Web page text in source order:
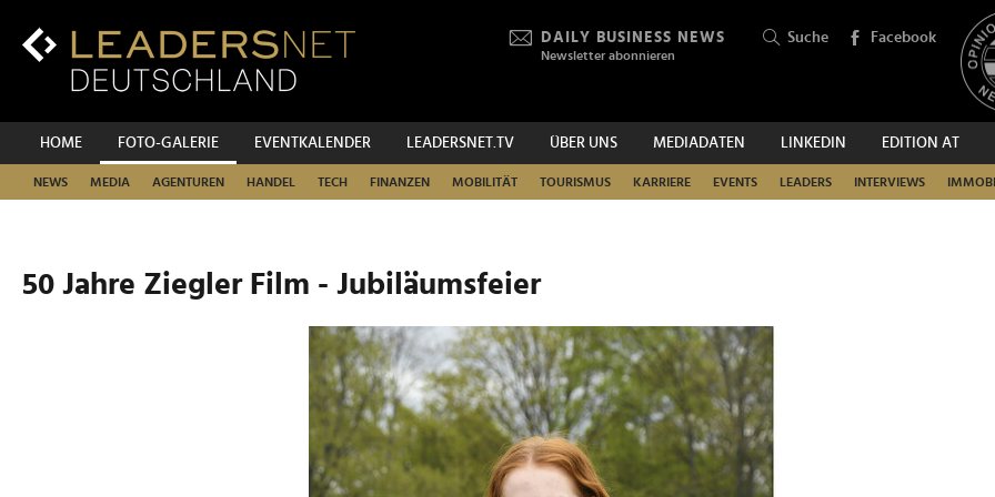
Inhalt
Hauptnavigation
DAILY BUSINESS NEWS
Newsletter abonnieren
Suche Facebook
HOME FOTO-GALERIE EVENTKALENDER LEADERSNET.TV ÜBER UNS MEDIADATEN LINKEDIN EDITION AT
NEWS MEDIA AGENTUREN HANDEL TECH FINANZEN MOBILITÄT TOURISMUS KARRIERE EVENTS LEADERS INTERVIEWS
SUCHEN
50 Jahre Ziegler Film - Jubiläumsfeier